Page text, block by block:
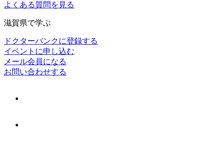
よくある質問を見る
滋賀県で学ぶ
ドクターバンクに登録する
イベントに申し込む
メール会員になる
お問い合わせする